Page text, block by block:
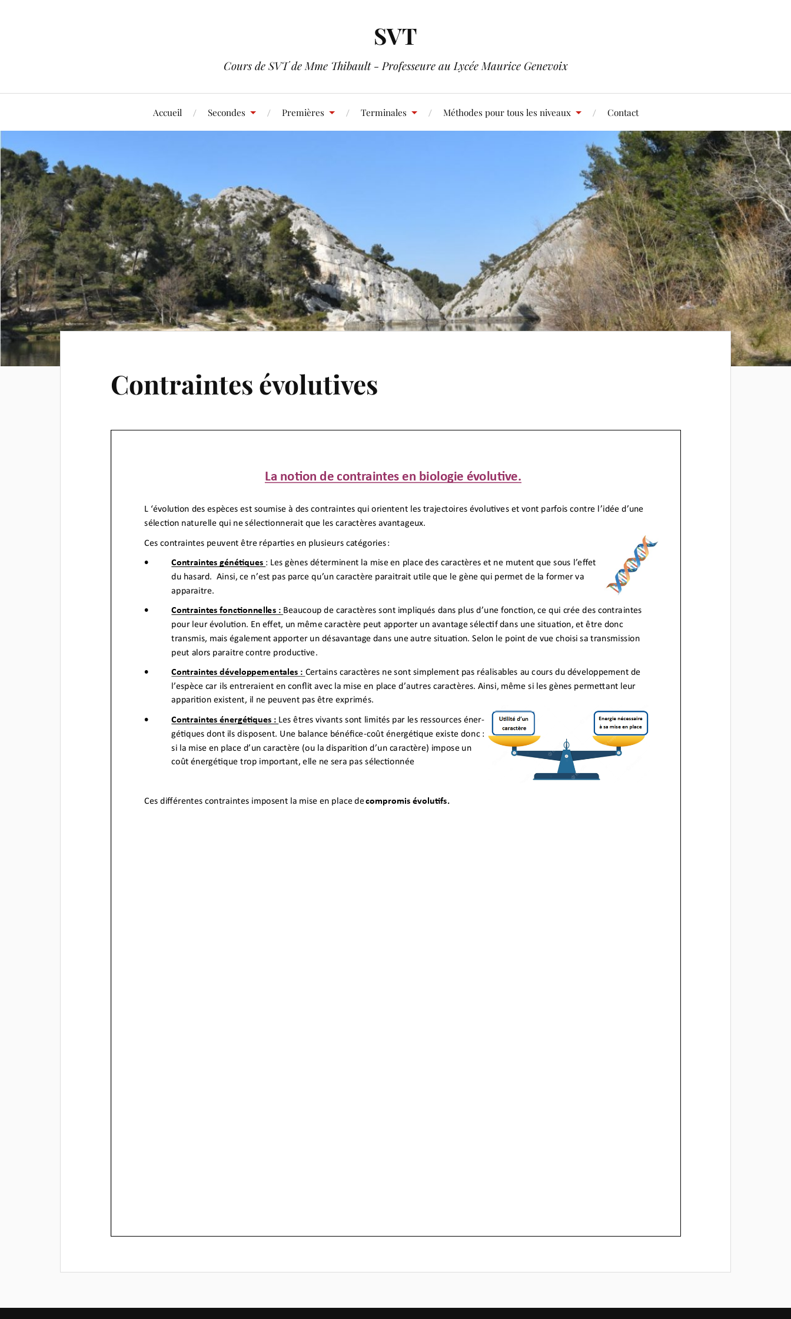
SVT
Cours de SVT de Mme Thibault - Professeure au Lycée Maurice Genevoix
Accueil Secondes Premières Terminales Méthodes pour tous les niveaux Contact
Contraintes évolutives